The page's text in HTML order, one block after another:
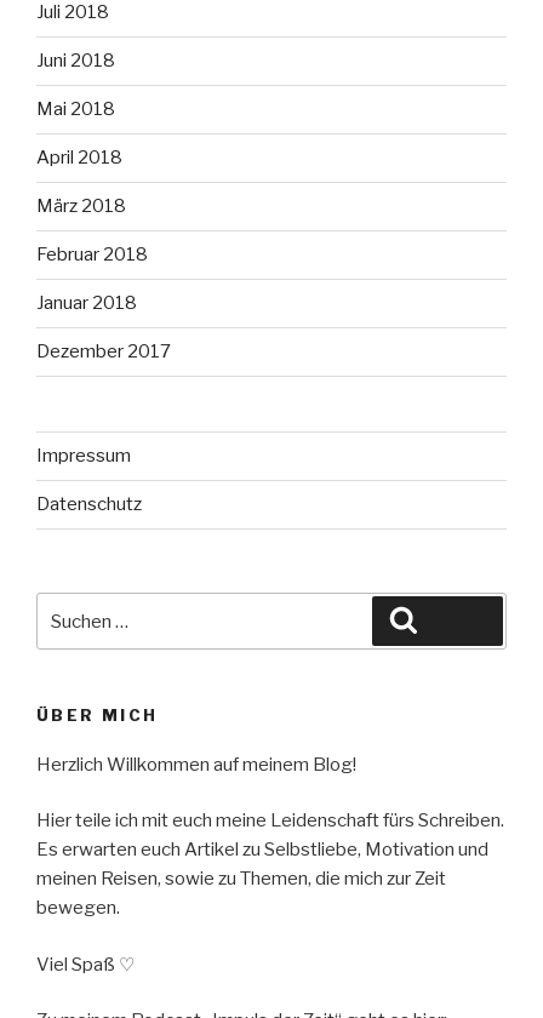
Juli 2018
Juni 2018
Mai 2018
April 2018
März 2018
Februar 2018
Januar 2018
Dezember 2017
Impressum
Datenschutz
nach:
ÜBER MICH
Herzlich Willkommen auf meinem Blog!
Hier teile ich mit euch meine Leidenschaft fürs Schreiben.
Es erwarten euch Artikel zu Selbstliebe, Motivation und
meinen Reisen, sowie zu Themen, die mich zur Zeit
bewegen.
Viel Spaß ♡